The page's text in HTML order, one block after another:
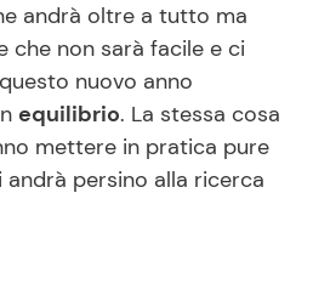
andrà oltre a tutto ma
che non sarà facile e ci
nuovo anno
equilibrio. La stessa cosa
mettere in pratica pure
andrà persino alla ricerca